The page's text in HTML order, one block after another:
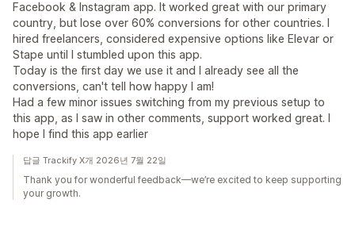
Facebook & Instagram app. It worked great with our primary
country, but lose over 60% conversions for other countries. I
hired freelancers, considered expensive options like Elevar or
Stape until I stumbled upon this app.
Today is the first day we use it and I already see all the
conversions, can't tell how happy I am!
Had a few minor issues switching from my previous setup to
this app, as I saw in other comments, support worked great. I
hope I find this app earlier
답글 Trackify X개 2026년 7월 22일
Thank you for wonderful feedback—we’re excited to keep supporting
your growth.